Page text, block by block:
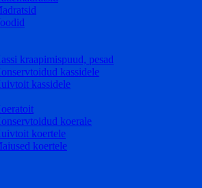
kraapimispuud, pesad
kassidele
kassidele
koerale
koertele
koertele